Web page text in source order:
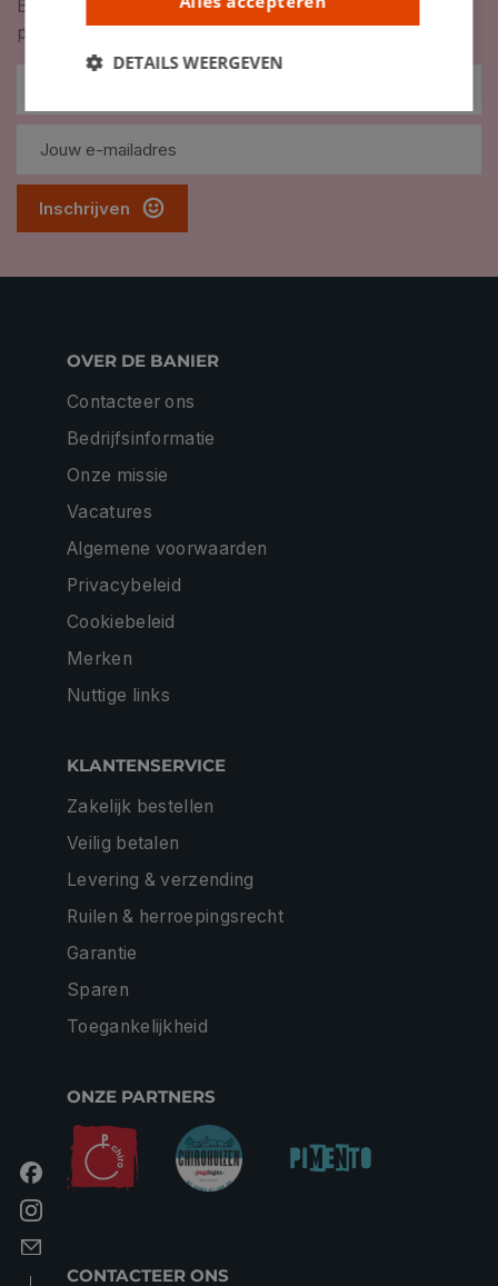
Blijf op de hoogte van nieuwigheden, inspiratie,
promoties en meer!
Inschrijven
OVER DE BANIER
Contacteer ons
Bedrijfsinformatie
Onze missie
Vacatures
Algemene voorwaarden
Privacybeleid
Cookiebeleid
Merken
Nuttige links
KLANTENSERVICE
Zakelijk bestellen
Veilig betalen
Levering & verzending
Ruilen & herroepingsrecht
Garantie
Sparen
Toegankelijkheid
ONZE PARTNERS
CONTACTEER ONS
DETAILS WEERGEVEN